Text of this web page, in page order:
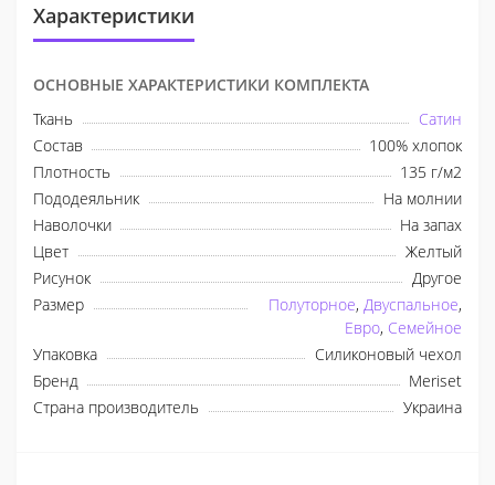
Характеристики
ОСНОВНЫЕ ХАРАКТЕРИСТИКИ КОМПЛЕКТА
Ткань
Сатин
Состав
100% хлопок
Плотность
135 г/м2
Пододеяльник
На молнии
Наволочки
На запах
Цвет
Желтый
Рисунок
Другое
Размер
Полуторное, Двуспальное,
Евро, Семейное
Упаковка
Силиконовый чехол
Бренд
Meriset
Страна производитель
Украина